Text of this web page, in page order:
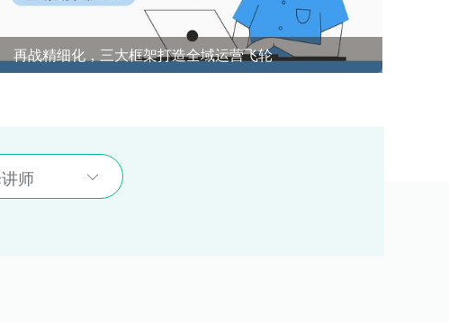
域开源社群兜底 前1%能悟到的社群成单策略
再战精细化，三大框架打造全域运营飞轮
师